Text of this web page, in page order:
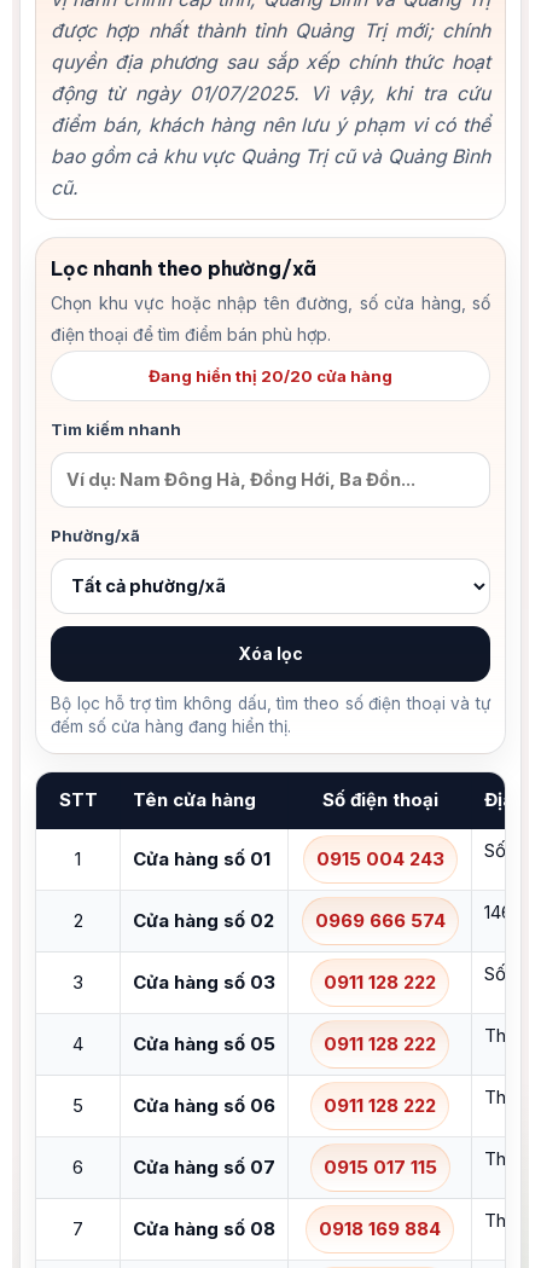
được hợp nhất thành tỉnh Quảng Trị mới; chính
quyền địa phương sau sắp xếp chính thức hoạt
động từ ngày 01/07/2025. Vì vậy, khi tra cứu
điểm bán, khách hàng nên lưu ý phạm vi có thể
bao gồm cả khu vực Quảng Trị cũ và Quảng Bình
cũ.
Lọc nhanh theo phường/xã
Chọn khu vực hoặc nhập tên đường, số cửa hàng, số
điện thoại để tìm điểm bán phù hợp.
Đang hiển thị 20/20 cửa hàng
Tìm kiếm nhanh
Phường/xã
Xóa lọc
Bộ lọc hỗ trợ tìm không dấu, tìm theo số điện thoại và tự
đếm số cửa hàng đang hiển thị.
STT Tên cửa hàng Số điện thoại Địa
1 Cửa hàng số 01 0915 004 243 Số
2 Cửa hàng số 02 0969 666 574 146
3 Cửa hàng số 03 0911 128 222 Số
4 Cửa hàng số 05 0911 128 222 Thửa
5 Cửa hàng số 06 0911 128 222 Thửa
6 Cửa hàng số 07 0915 017 115 Thửa
7 Cửa hàng số 08 0918 169 884 Thửa